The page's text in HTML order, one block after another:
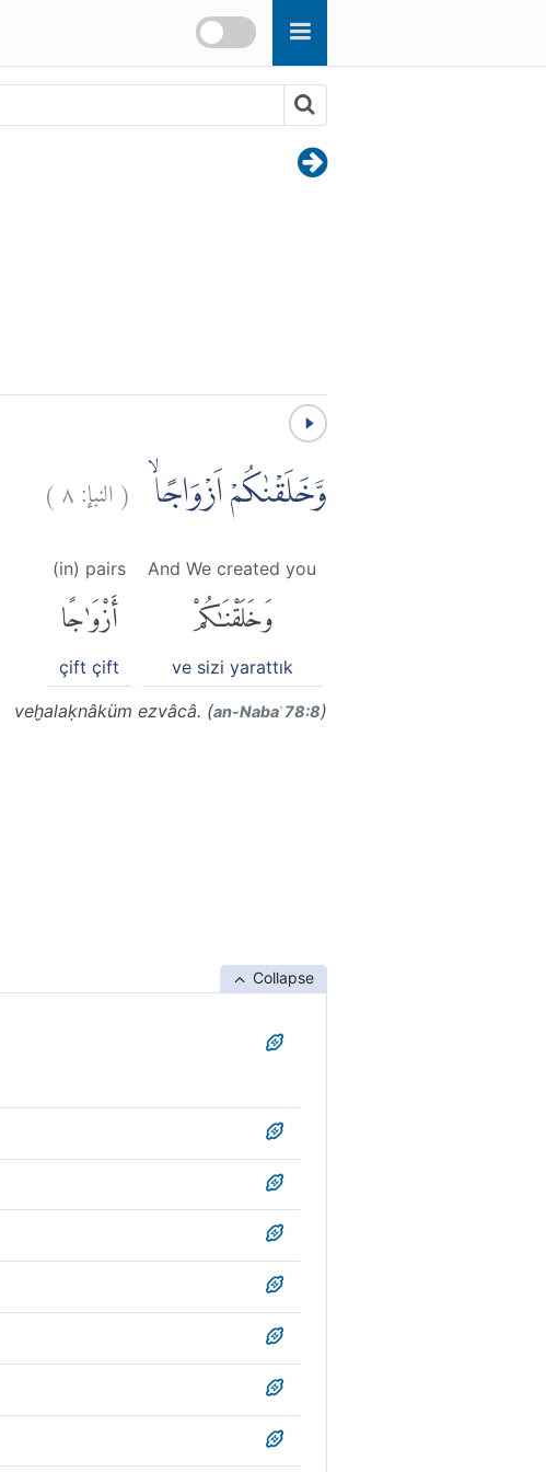
وَّخَلَقْنٰكُمْ اَزْوَاجًاۙ (النبإ:٨)
And We created you
وَخَلَقْنَٰكُمْ
ve sizi yarattık
(in) pairs
أَزْوَٰجًا
çift çift
veḫalaḳnâküm ezvâcâ. (an-Nabaʾ 78:8)
Collapse